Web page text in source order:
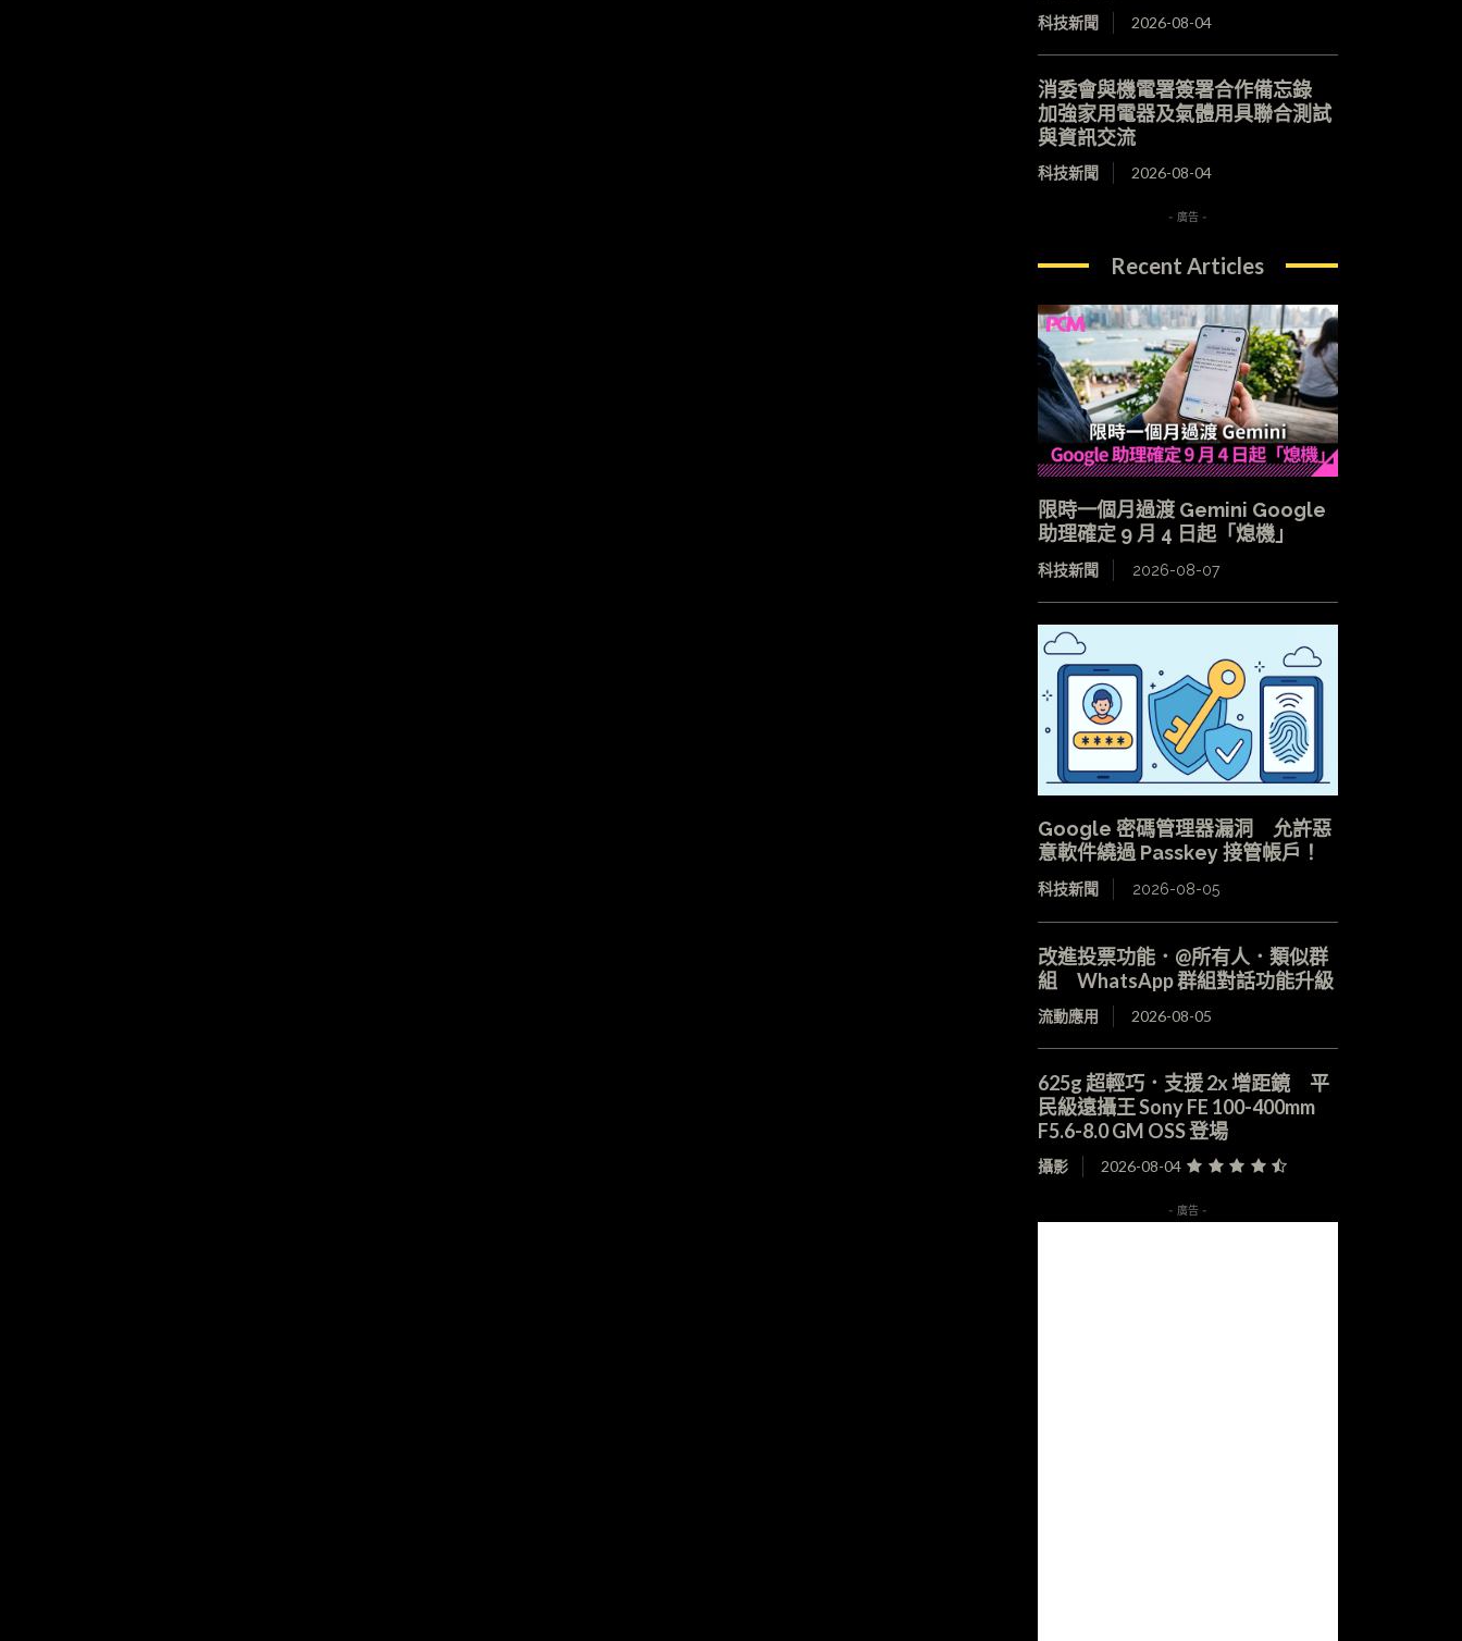
科技新聞 2026-08-04
消委會與機電署簽署合作備忘錄
加強家用電器及氣體用具聯合測試
與資訊交流
科技新聞 2026-08-04
- 廣告 -
Recent Articles
限時一個月過渡 Gemini Google
助理確定 9 月 4 日起「熄機」
科技新聞 2026-08-07
Google 密碼管理器漏洞 允許惡
意軟件繞過 Passkey 接管帳戶！
科技新聞 2026-08-05
改進投票功能．@所有人．類似群
組 WhatsApp 群組對話功能升級
流動應用 2026-08-05
625g 超輕巧．支援 2x 增距鏡 平
民級遠攝王 Sony FE 100-400mm
F5.6-8.0 GM OSS 登場
攝影 2026-08-04
- 廣告 -